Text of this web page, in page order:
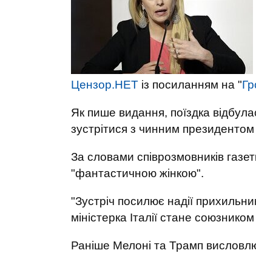
Цензор.НЕТ із посиланням на "
Як пише видання, поїздка
зустрітися з чинним
За словами співрозмовників
"фантастичною жінкою".
"Зустріч посилює надії
міністерка Італії стане
Раніше Мелоні та Трамп